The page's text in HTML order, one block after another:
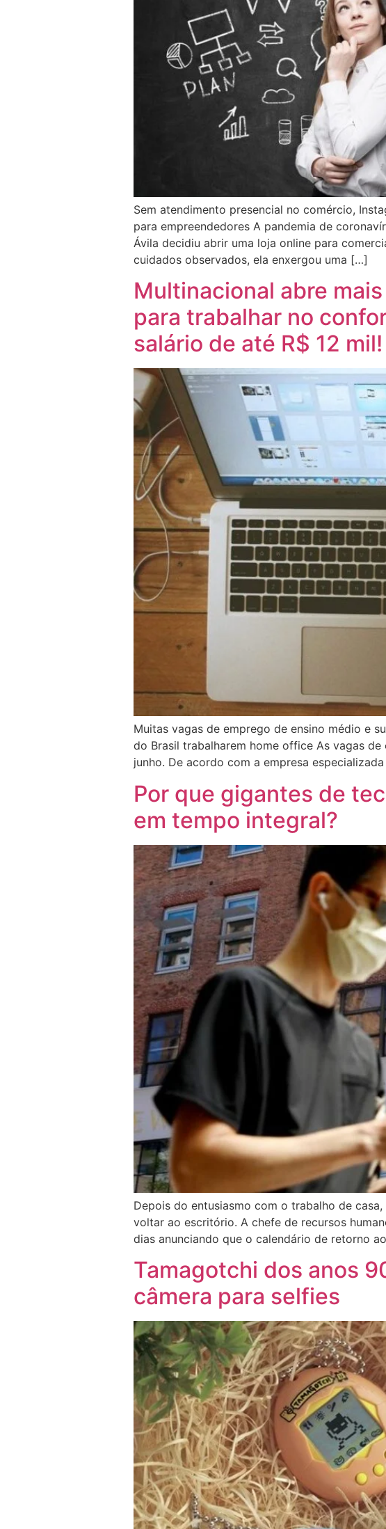
Sem atendimento presencial no comércio,
para empreendedores A pandemia de
Ávila decidiu abrir uma loja online para
cuidados observados, ela enxergou uma […]
Multinacional abre
para trabalhar no
salário de até R$ 12 mil!
Muitas vagas de emprego de ensino médio e
do Brasil trabalharem home office As vagas
junho. De acordo com a empresa
Por que gigantes de
em tempo integral?
Depois do entusiasmo com o trabalho de
voltar ao escritório. A chefe de recursos
dias anunciando que o calendário de retorno
Tamagotchi dos anos
câmera para selfies